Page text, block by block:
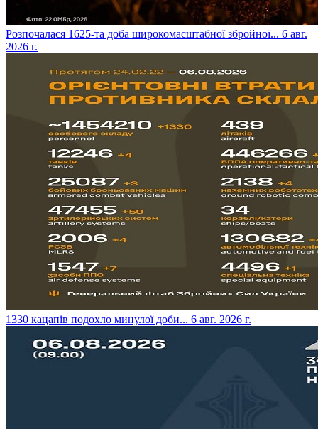
​Розпочалася 1625-та доба широкомасштабної збройної... 6 авг.
2026 г.
​1330 кацапів подохло минулої доби... 6 авг. 2026 г.